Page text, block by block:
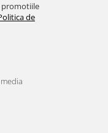
promotiile
de